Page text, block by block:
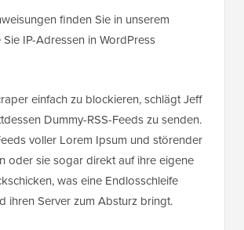
finden Sie in unserem
IP-Adressen in WordPress
einfach zu blockieren, schlägt Jeff
Dummy-RSS-Feeds zu senden.
voller Lorem Ipsum und störender
oder sie sogar direkt auf ihre eigene
was eine Endlosschleife
ihren Server zum Absturz bringt.